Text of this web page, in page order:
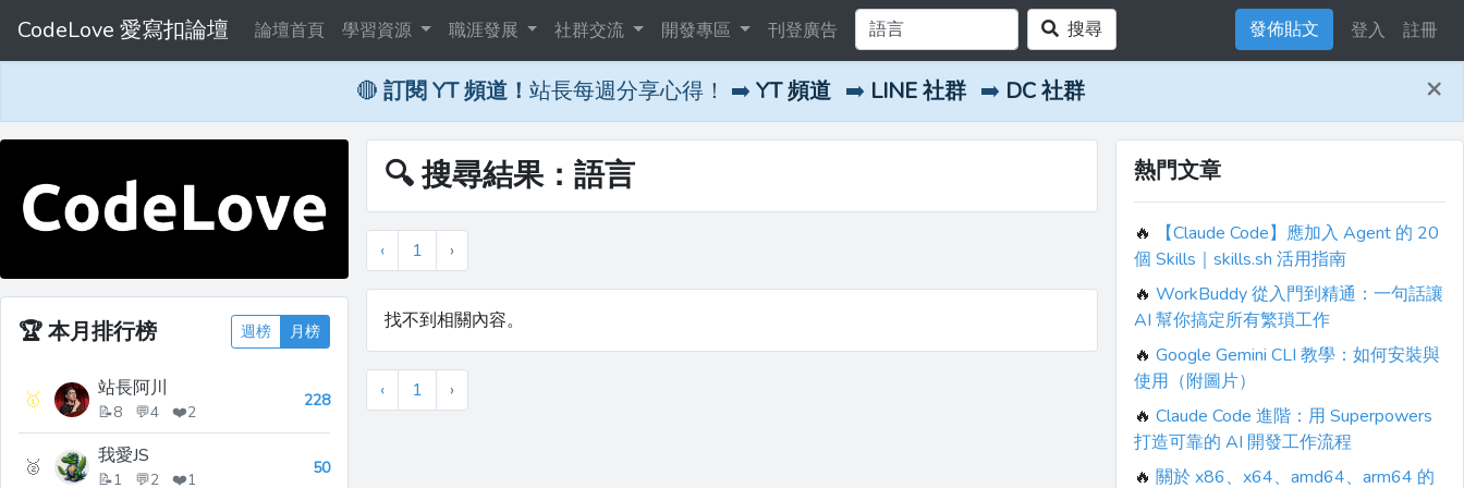
CodeLove 愛寫扣論壇 論壇首頁 學習資源 職涯發展 社群交流 開發專區 刊登廣告 搜尋 發佈貼文 登入 註冊
🔴 訂閱 YT 頻道！ 站長每週分享心得！ ➡️ YT 頻道 ➡️ LINE 社群 ➡️ DC 社群 ×
🏆本月排行榜 週榜 月榜
🥇 站長阿川
📝8 💬4 ❤️2
228
🥈 我愛JS
📝1 💬2 ❤️1
50
🔍 搜尋結果：語言
‹ 1 ›
找不到相關內容。
‹ 1 ›
熱門文章
🔥
【Claude Code】應加入 Agent 的 20
個 Skills｜skills.sh 活用指南
🔥 WorkBuddy 從入門到精通：一句話讓
AI 幫你搞定所有繁瑣工作
🔥 Google Gemini CLI 教學：如何安裝與
使用（附圖片）
🔥 Claude Code 進階：用 Superpowers
打造可靠的 AI 開發工作流程
🔥 關於 x86、x64、amd64、arm64 的